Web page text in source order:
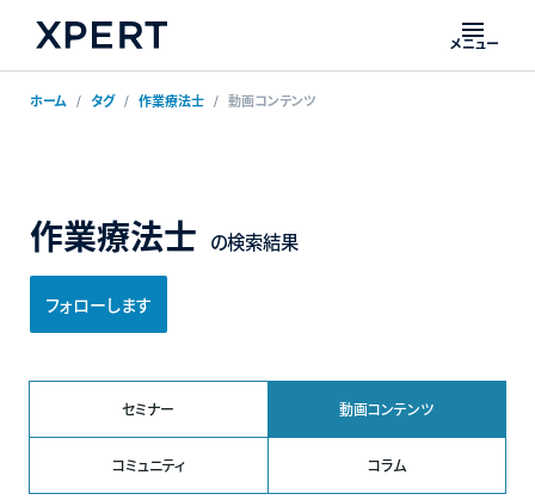
メニュー
ホーム タグ 作業療法士 動画コンテンツ
作業療法士 の検索結果
フォローします
セミナー 動画コンテンツ
コミュニティ コラム